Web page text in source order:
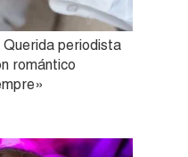
Querida periodista
romántico